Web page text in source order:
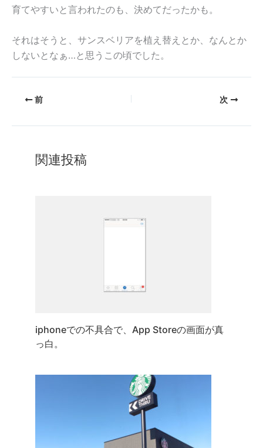
育てやすいと言われたのも、決めてだったかも。
それはそうと、サンスベリアを植え替えとか、なんとか
しないとなぁ…と思うこの頃でした。
前 次
関連投稿
iphoneでの不具合で、App Storeの画面が真
っ白。